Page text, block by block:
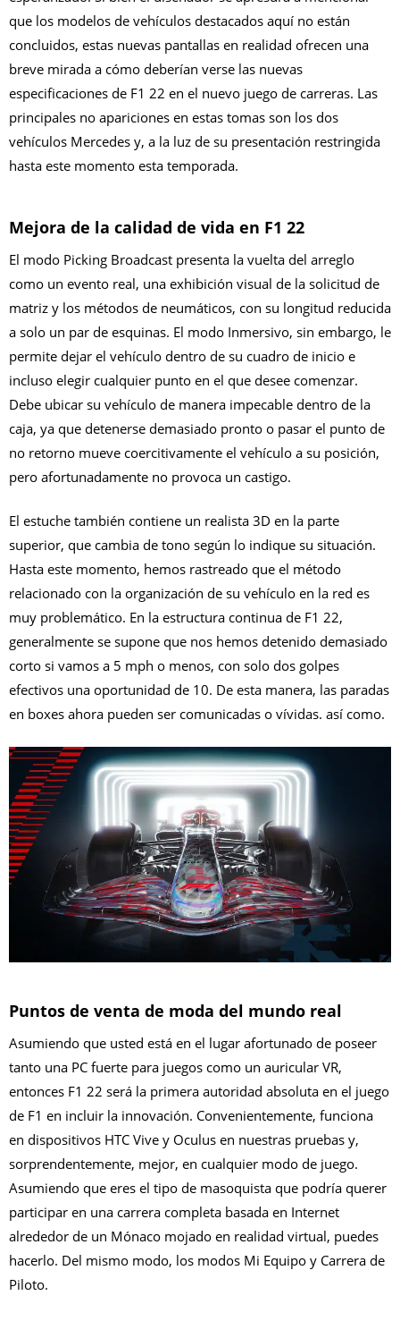
que los modelos de vehículos destacados aquí no están
concluidos, estas nuevas pantallas en realidad ofrecen una
breve mirada a cómo deberían verse las nuevas
especificaciones de F1 22 en el nuevo juego de carreras. Las
principales no apariciones en estas tomas son los dos
vehículos Mercedes y, a la luz de su presentación restringida
hasta este momento esta temporada.
Mejora de la calidad de vida en F1 22
El modo Picking Broadcast presenta la vuelta del arreglo
como un evento real, una exhibición visual de la solicitud de
matriz y los métodos de neumáticos, con su longitud reducida
a solo un par de esquinas. El modo Inmersivo, sin embargo, le
permite dejar el vehículo dentro de su cuadro de inicio e
incluso elegir cualquier punto en el que desee comenzar.
Debe ubicar su vehículo de manera impecable dentro de la
caja, ya que detenerse demasiado pronto o pasar el punto de
no retorno mueve coercitivamente el vehículo a su posición,
pero afortunadamente no provoca un castigo.
El estuche también contiene un realista 3D en la parte
superior, que cambia de tono según lo indique su situación.
Hasta este momento, hemos rastreado que el método
relacionado con la organización de su vehículo en la red es
muy problemático. En la estructura continua de F1 22,
generalmente se supone que nos hemos detenido demasiado
corto si vamos a 5 mph o menos, con solo dos golpes
efectivos una oportunidad de 10. De esta manera, las paradas
en boxes ahora pueden ser comunicadas o vívidas. así como.
Puntos de venta de moda del mundo real
Asumiendo que usted está en el lugar afortunado de poseer
tanto una PC fuerte para juegos como un auricular VR,
entonces F1 22 será la primera autoridad absoluta en el juego
de F1 en incluir la innovación. Convenientemente, funciona
en dispositivos HTC Vive y Oculus en nuestras pruebas y,
sorprendentemente, mejor, en cualquier modo de juego.
Asumiendo que eres el tipo de masoquista que podría querer
participar en una carrera completa basada en Internet
alrededor de un Mónaco mojado en realidad virtual, puedes
hacerlo. Del mismo modo, los modos Mi Equipo y Carrera de
Piloto.